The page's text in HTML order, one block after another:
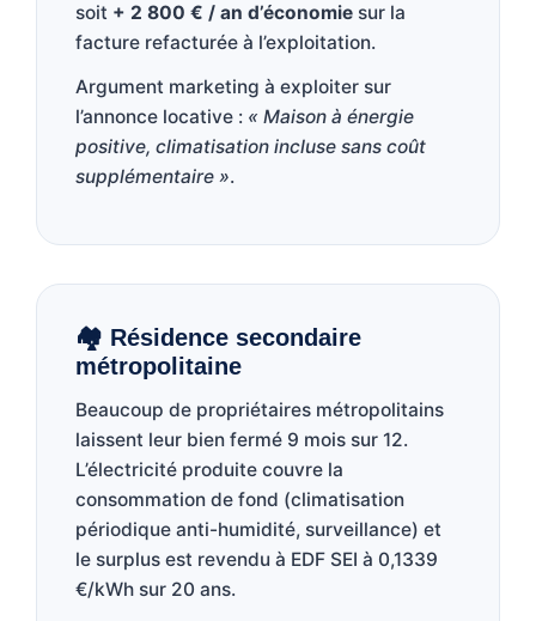
soit + 2 800 € / an d’économie sur la
facture refacturée à l’exploitation.
Argument marketing à exploiter sur
l’annonce locative : « Maison à énergie
positive, climatisation incluse sans coût
supplémentaire ».
🏘️ Résidence secondaire
métropolitaine
Beaucoup de propriétaires métropolitains
laissent leur bien fermé 9 mois sur 12.
L’électricité produite couvre la
consommation de fond (climatisation
périodique anti-humidité, surveillance) et
le surplus est revendu à EDF SEI à 0,1339
€/kWh sur 20 ans.